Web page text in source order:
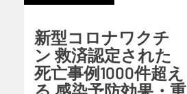
新型コロナワクチ
ン 救済認定された
死亡事例1000件超え